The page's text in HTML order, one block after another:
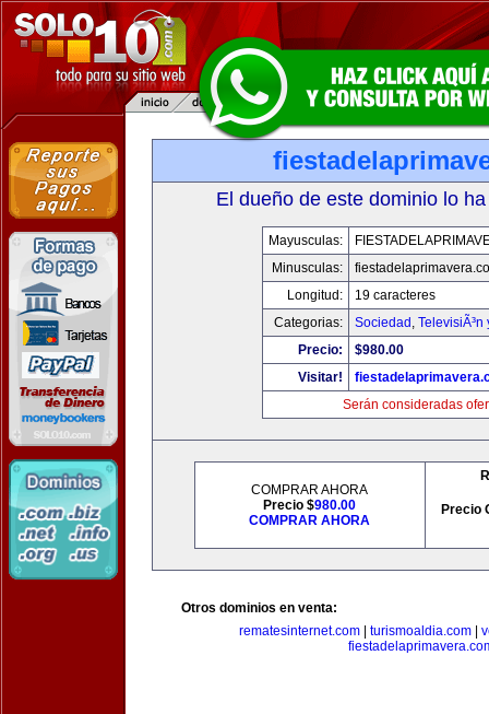
El dueño de este dominio lo
Mayusculas:
Minusculas:
Longitud:
19 caracteres
Categorias:
Sociedad , TelevisiÃ³n
Precio:
$980.00
Visitar!
Serán consideradas
COMPRAR AHORA
Precio $980.00
COMPRAR AHORA
Precio
Otros dominios en venta:
rematesinternet.com| turismoaldia.com|